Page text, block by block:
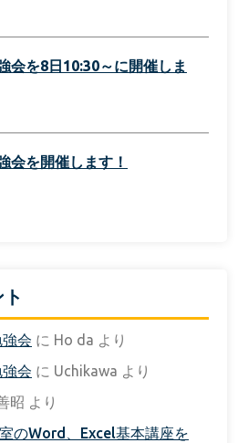
会を8日10:30～に開催しま
会を開催します！
会 に Ho da より
会 に Uchikawa より
昭 より
のWord、Excel基本講座を